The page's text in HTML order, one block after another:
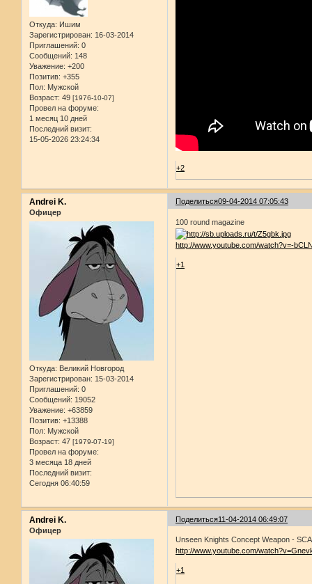
Откуда: Ишим
Зарегистрирован: 16-03-2014
Приглашений: 0
Сообщений: 148
Уважение: +200
Позитив: +355
Пол: Мужской
Возраст: 49 [1976-10-07]
Провел на форуме:
1 месяц 10 дней
Последний визит:
15-05-2026 23:24:34
+2
Поделиться09-04-2014 07:05:43
Andrei K.
Офицер
Откуда: Великий Новгород
Зарегистрирован: 15-03-2014
Приглашений: 0
Сообщений: 19052
Уважение: +63859
Позитив: +13388
Пол: Мужской
Возраст: 47 [1979-07-19]
Провел на форуме:
3 месяца 18 дней
Последний визит:
Сегодня 06:40:59
100 round magazine
http://www.youtube.com/watch?v=-
+1
Поделиться11-04-2014 06:49:07
Andrei K.
Офицер
Unseen Knights Concept Weapon -
http://www.youtube.com/
+1